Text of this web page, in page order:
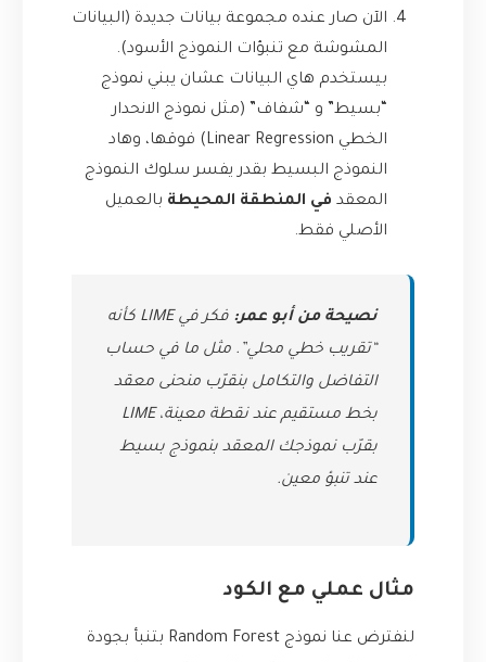
الآن صار عنده مجموعة بيانات جديدة (البيانات
المشوشة مع تنبؤات النموذج الأسود).
بيستخدم هاي البيانات عشان يبني نموذج
“بسيط” و “شفاف” (مثل نموذج الانحدار
الخطي Linear Regression) فوقها، وهاد
النموذج البسيط بقدر يفسر سلوك النموذج
المعقد في المنطقة المحيطة بالعميل
الأصلي فقط.
نصيحة من أبو عمر:
فكر في LIME كأنه
“تقريب خطي محلي”. مثل ما في حساب
التفاضل والتكامل بنقرّب منحنى معقد
بخط مستقيم عند نقطة معينة، LIME
بقرّب نموذجك المعقد بنموذج بسيط
عند تنبؤ معين.
مثال عملي مع الكود
لنفترض عنا نموذج Random Forest بتنبأ بجودة